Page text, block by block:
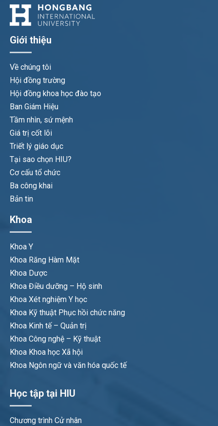
Giới thiệu
Về chúng tôi
Hội đồng trường
Hội đồng khoa học đào tạo
Ban Giám Hiệu
Tầm nhìn, sứ mệnh
Giá trị cốt lõi
Triết lý giáo dục
Tại sao chọn HIU?
Cơ cấu tổ chức
Ba công khai
Bản tin
Khoa
Khoa Y
Khoa Răng Hàm Mặt
Khoa Dược
Khoa Điều dưỡng – Hộ sinh
Khoa Xét nghiệm Y học
Khoa Kỹ thuật Phục hồi chức năng
Khoa Kinh tế – Quản trị
Khoa Công nghệ – Kỹ thuật
Khoa Khoa học Xã hội
Khoa Ngôn ngữ và văn hóa quốc tế
Học tập tại HIU
Chương trình Cử nhân